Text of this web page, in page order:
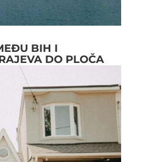
BIH I
DO PLOČA